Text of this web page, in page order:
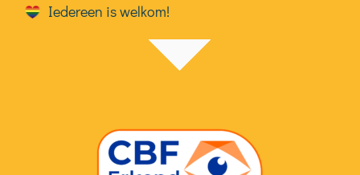
Iedereen is welkom!